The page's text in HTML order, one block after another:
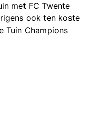
met FC Twente
ook ten koste
Tuin Champions